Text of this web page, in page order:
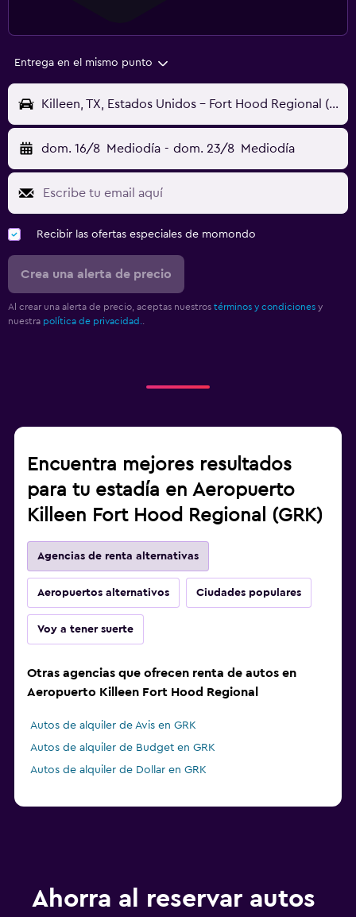
Entrega en el mismo punto
Killeen, TX, Estados Unidos - Fort Hood Regional (GRK)
dom. 16/8 Mediodía - dom. 23/8 Mediodía
Recibir las ofertas especiales de momondo
Crea una alerta de precio
Al crear una alerta de precio, aceptas nuestros términos y condiciones y
nuestra política de privacidad..
Encuentra mejores resultados
para tu estadía en Aeropuerto
Killeen Fort Hood Regional (GRK)
Agencias de renta alternativas
Aeropuertos alternativos Ciudades populares
Voy a tener suerte
Otras agencias que ofrecen renta de autos en
Aeropuerto Killeen Fort Hood Regional
Autos de alquiler de Avis en GRK
Autos de alquiler de Budget en GRK
Autos de alquiler de Dollar en GRK
Ahorra al reservar autos